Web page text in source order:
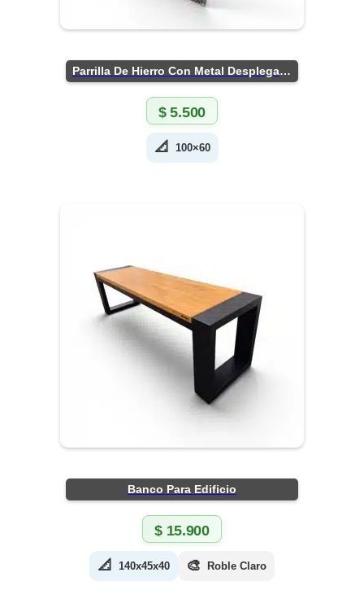
Parrilla De Hierro Con Metal Desplegado
$5.500
📐 100×60
Banco Para Edificio
$15.900
📐 140x45x40 🎨 Roble Claro